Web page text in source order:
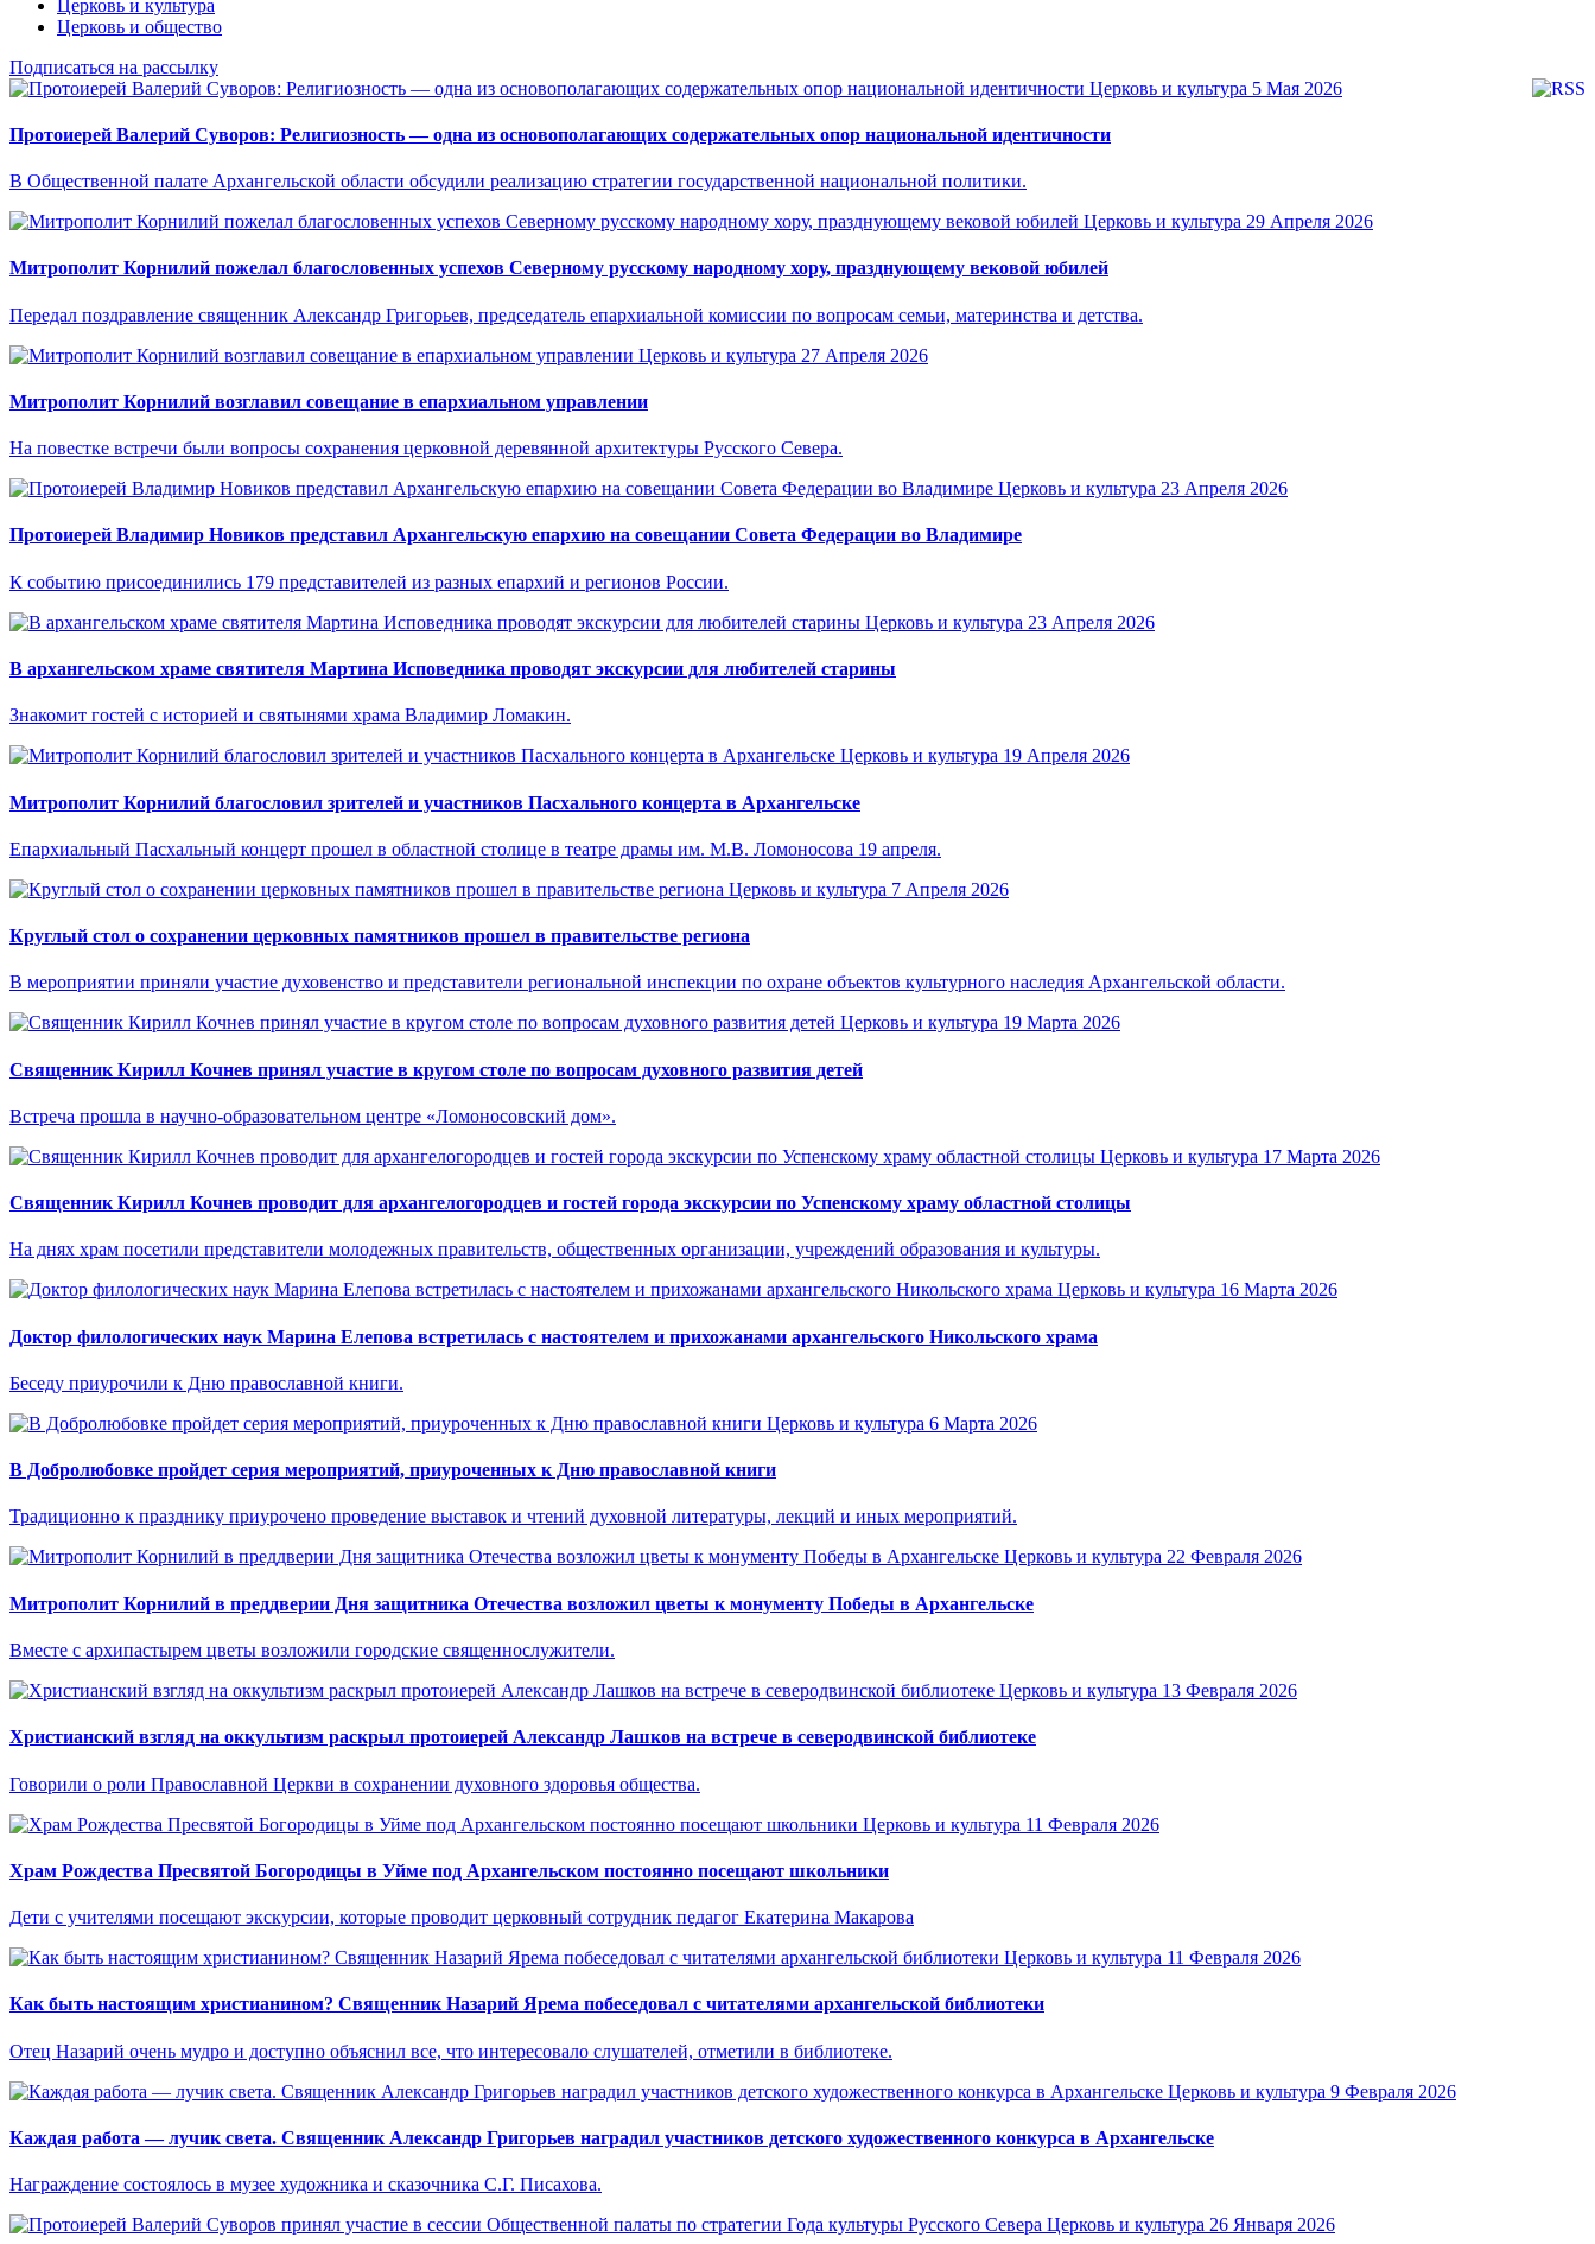
Церковь и культура
Церковь и общество
Подписаться на рассылку
Церковь и культура 5 Мая 2026
Протоиерей Валерий Суворов: Религиозность — одна из основополагающих содержательных опор национальной идентичности
В Общественной палате Архангельской области обсудили реализацию стратегии государственной национальной политики.
Церковь и культура 29 Апреля 2026
Митрополит Корнилий пожелал благословенных успехов Северному русскому народному хору, празднующему вековой юбилей
Передал поздравление священник Александр Григорьев, председатель епархиальной комиссии по вопросам семьи, материнства и детства.
Церковь и культура 27 Апреля 2026
Митрополит Корнилий возглавил совещание в епархиальном управлении
На повестке встречи были вопросы сохранения церковной деревянной архитектуры Русского Севера.
Церковь и культура 23 Апреля 2026
Протоиерей Владимир Новиков представил Архангельскую епархию на совещании Совета Федерации во Владимире
К событию присоединились 179 представителей из разных епархий и регионов России.
Церковь и культура 23 Апреля 2026
В архангельском храме святителя Мартина Исповедника проводят экскурсии для любителей старины
Знакомит гостей с историей и святынями храма Владимир Ломакин.
Церковь и культура 19 Апреля 2026
Митрополит Корнилий благословил зрителей и участников Пасхального концерта в Архангельске
Епархиальный Пасхальный концерт прошел в областной столице в театре драмы им. М.В. Ломоносова 19 апреля.
Церковь и культура 7 Апреля 2026
Круглый стол о сохранении церковных памятников прошел в правительстве региона
В мероприятии приняли участие духовенство и представители региональной инспекции по охране объектов культурного наследия Архангельской области.
Церковь и культура 19 Марта 2026
Священник Кирилл Кочнев принял участие в кругом столе по вопросам духовного развития детей
Встреча прошла в научно-образовательном центре «Ломоносовский дом».
Церковь и культура 17 Марта 2026
Священник Кирилл Кочнев проводит для архангелогородцев и гостей города экскурсии по Успенскому храму областной столицы
На днях храм посетили представители молодежных правительств, общественных организации, учреждений образования и культуры.
Церковь и культура 16 Марта 2026
Доктор филологических наук Марина Елепова встретилась с настоятелем и прихожанами архангельского Никольского храма
Беседу приурочили к Дню православной книги.
Церковь и культура 6 Марта 2026
В Добролюбовке пройдет серия мероприятий, приуроченных к Дню православной книги
Традиционно к празднику приурочено проведение выставок и чтений духовной литературы, лекций и иных мероприятий.
Церковь и культура 22 Февраля 2026
Митрополит Корнилий в преддверии Дня защитника Отечества возложил цветы к монументу Победы в Архангельске
Вместе с архипастырем цветы возложили городские священнослужители.
Церковь и культура 13 Февраля 2026
Христианский взгляд на оккультизм раскрыл протоиерей Александр Лашков на встрече в северодвинской библиотеке
Говорили о роли Православной Церкви в сохранении духовного здоровья общества.
Церковь и культура 11 Февраля 2026
Храм Рождества Пресвятой Богородицы в Уйме под Архангельском постоянно посещают школьники
Дети с учителями посещают экскурсии, которые проводит церковный сотрудник педагог Екатерина Макарова
Церковь и культура 11 Февраля 2026
Как быть настоящим христианином? Священник Назарий Ярема побеседовал с читателями архангельской библиотеки
Отец Назарий очень мудро и доступно объяснил все, что интересовало слушателей, отметили в библиотеке.
Церковь и культура 9 Февраля 2026
Каждая работа — лучик света. Священник Александр Григорьев наградил участников детского художественного конкурса в Архангельске
Награждение состоялось в музее художника и сказочника С.Г. Писахова.
Церковь и культура 26 Января 2026